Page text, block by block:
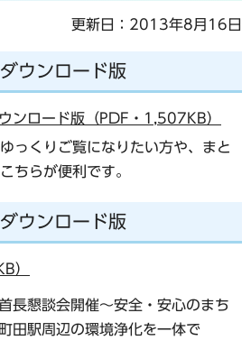
更新日：2013年8月16日
ウンロード版
ンロード版（PDF・1,507KB）
っくりご覧になりたい方や、まと
ちらが便利です。
ウンロード版
）
長懇談会開催～安全・安心のまち
田駅周辺の環境浄化を一体で